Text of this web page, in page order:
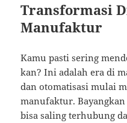
Transformasi
Manufaktur
Kamu pasti sering
kan? Ini adalah era di
dan otomatisasi mulai
manufaktur.
bisa saling terhubung